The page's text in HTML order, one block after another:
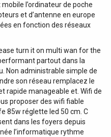
l’ordinateur de poche
et d’antenne en europe
en fonction des réseaux
turn it on multi wan for the
partout dans la
Non administrable simple de
son réseau remplacez le
rapide manageable et. Wifi de
proposer des wifi fiable
85w réglette led 50 cm. C
dans les foyers depuis
l’informatique rythme